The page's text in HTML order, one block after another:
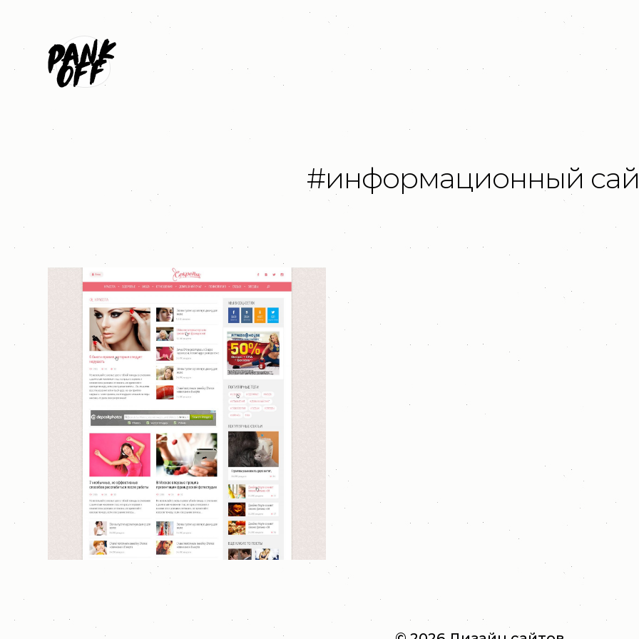
#информационный